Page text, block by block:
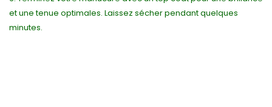
et une tenue optimales. Laissez sécher pendant quelques
minutes.